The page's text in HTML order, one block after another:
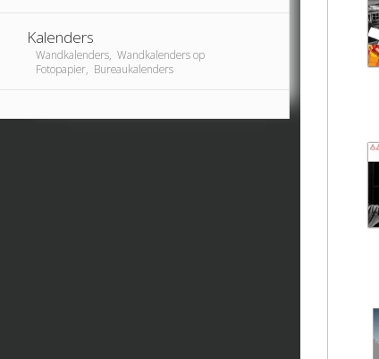
Kalenders
Wandkalenders, Wandkalenders op
Fotopapier, Bureaukalenders